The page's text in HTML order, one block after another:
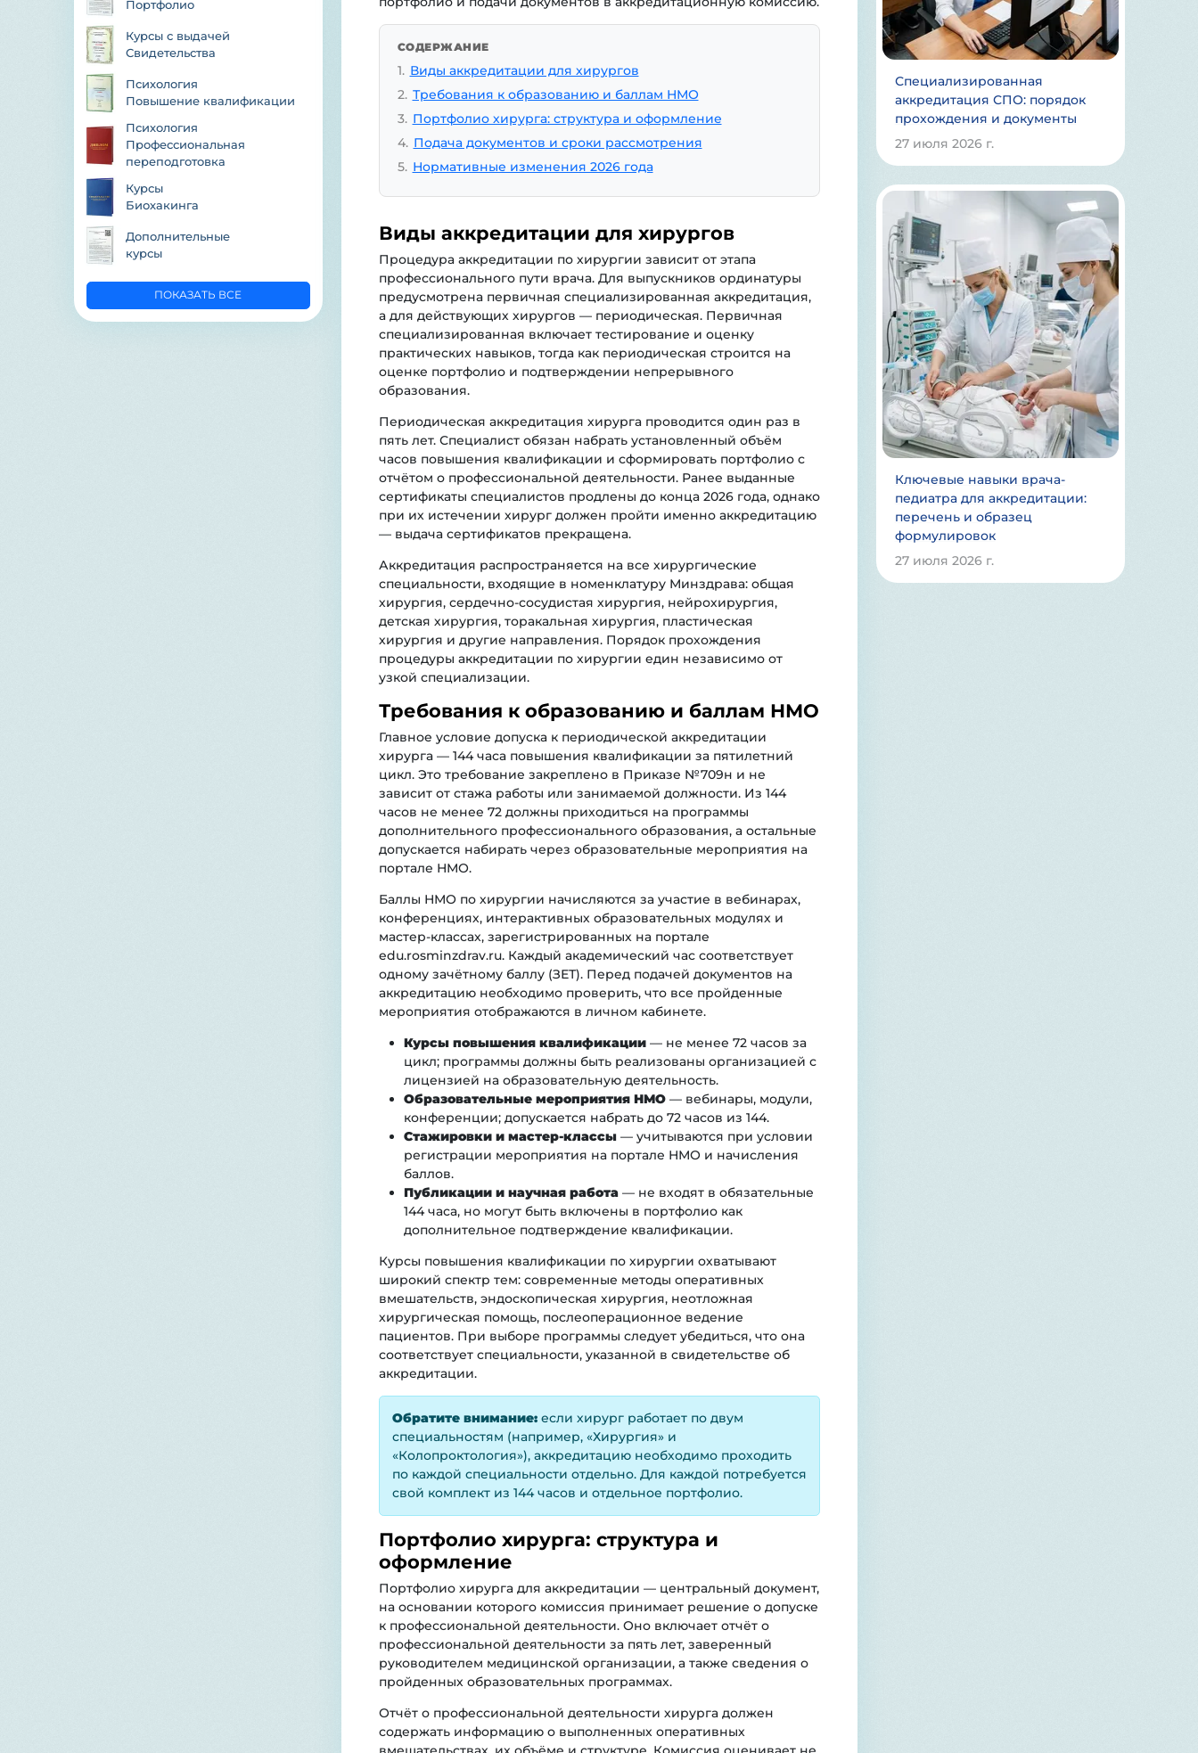
Портфолио
Курсы с выдачей
Свидетельства
Психология
Повышение квалификации
Психология
Профессиональная
переподготовка
Курсы
Биохакинга
Дополнительные
курсы
ПОКАЗАТЬ ВСЕ
СОДЕРЖАНИЕ
1. Виды аккредитации для хирургов
2. Требования к образованию и баллам НМО
3. Портфолио хирурга: структура и оформление
4. Подача документов и сроки рассмотрения
5. Нормативные изменения 2026 года
Виды аккредитации для хирургов
Процедура аккредитации по хирургии зависит от этапа
профессионального пути врача. Для выпускников ординатуры
предусмотрена первичная специализированная аккредитация,
а для действующих хирургов — периодическая. Первичная
специализированная включает тестирование и оценку
практических навыков, тогда как периодическая строится на
оценке портфолио и подтверждении непрерывного
образования.
Периодическая аккредитация хирурга проводится один раз в
пять лет. Специалист обязан набрать установленный объём
часов повышения квалификации и сформировать портфолио с
отчётом о профессиональной деятельности. Ранее выданные
сертификаты специалистов продлены до конца 2026 года, однако
при их истечении хирург должен пройти именно аккредитацию
— выдача сертификатов прекращена.
Аккредитация распространяется на все хирургические
специальности, входящие в номенклатуру Минздрава: общая
хирургия, сердечно-сосудистая хирургия, нейрохирургия,
детская хирургия, торакальная хирургия, пластическая
хирургия и другие направления. Порядок прохождения
процедуры аккредитации по хирургии един независимо от
узкой специализации.
Требования к образованию и баллам НМО
Главное условие допуска к периодической аккредитации
хирурга — 144 часа повышения квалификации за пятилетний
цикл. Это требование закреплено в Приказе №709н и не
зависит от стажа работы или занимаемой должности. Из 144
часов не менее 72 должны приходиться на программы
дополнительного профессионального образования, а остальные
допускается набирать через образовательные мероприятия на
портале НМО.
Баллы НМО по хирургии начисляются за участие в вебинарах,
конференциях, интерактивных образовательных модулях и
мастер-классах, зарегистрированных на портале
edu.rosminzdrav.ru. Каждый академический час соответствует
одному зачётному баллу (ЗЕТ). Перед подачей документов на
аккредитацию необходимо проверить, что все пройденные
мероприятия отображаются в личном кабинете.
Курсы повышения квалификации— не менее 72 часов за
цикл; программы должны быть реализованы организацией с
лицензией на образовательную деятельность.
Образовательные мероприятия НМО— вебинары, модули,
конференции; допускается набрать до 72 часов из 144.
Стажировки и мастер-классы— учитываются при условии
регистрации мероприятия на портале НМО и начисления
баллов.
Публикации и научная работа— не входят в обязательные
144 часа, но могут быть включены в портфолио как
дополнительное подтверждение квалификации.
Курсы повышения квалификации по хирургии охватывают
широкий спектр тем: современные методы оперативных
вмешательств, эндоскопическая хирургия, неотложная
хирургическая помощь, послеоперационное ведение
пациентов. При выборе программы следует убедиться, что она
соответствует специальности, указанной в свидетельстве об
аккредитации.
Обратите внимание:если хирург работает по двум
специальностям (например, «Хирургия» и
«Колопроктология»), аккредитацию необходимо проходить
по каждой специальности отдельно. Для каждой потребуется
свой комплект из 144 часов и отдельное портфолио.
Портфолио хирурга: структура и
оформление
Портфолио хирурга для аккредитации — центральный документ,
на основании которого комиссия принимает решение о допуске
к профессиональной деятельности. Оно включает отчёт о
профессиональной деятельности за пять лет, заверенный
руководителем медицинской организации, а также сведения о
пройденных образовательных программах.
Отчёт о профессиональной деятельности хирурга должен
содержать информацию о выполненных оперативных
Специализированная
аккредитация СПО: порядок
прохождения и документы
27 июля 2026 г.
Ключевые навыки врача-
педиатра для аккредитации:
перечень и образец
формулировок
27 июля 2026 г.